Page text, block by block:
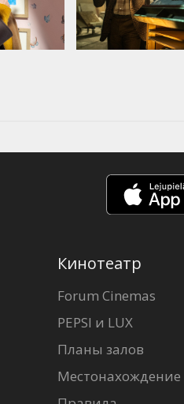
Кинотеатр
Forum Cinemas
PEPSI и LUX
Планы залов
Местонахождение